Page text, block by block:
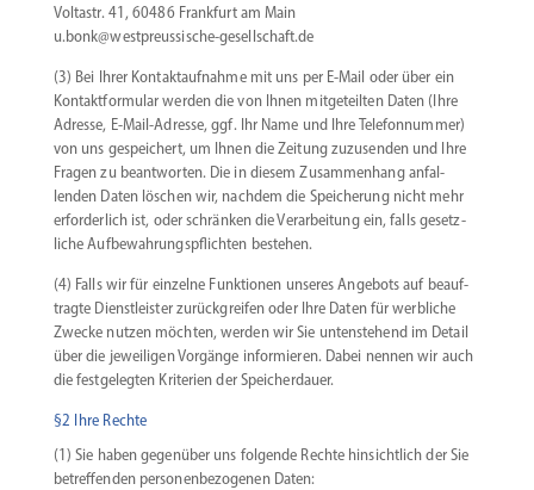
Voltastr. 41, 60486 Frankfurt am Main
u.bonk@westpreussische-gesellschaft.de
(3) Bei Ihrer Kontakt­auf­nahme mit uns per E‑Mail oder über ein
Kontakt­for­mular werden die von Ihnen mitge­teilten Daten (Ihre
Adresse, E‑Mail-Adresse, ggf. Ihr Name und Ihre Telefon­nummer)
von uns gespei­chert, um Ihnen die Zeitung zuzusenden und Ihre
Fragen zu beant­worten. Die in diesem Zusam­menhang anfal­
lenden Daten löschen wir, nachdem die Speicherung nicht mehr
erfor­derlich ist, oder schränken die Verar­beitung ein, falls gesetz­
liche Aufbe­wah­rungs­pflichten bestehen.
(4) Falls wir für einzelne Funktionen unseres Angebots auf beauf­
tragte Dienst­leister zurück­greifen oder Ihre Daten für werbliche
Zwecke nutzen möchten, werden wir Sie unten­stehend im Detail
über die jewei­ligen Vorgänge infor­mieren. Dabei nennen wir auch
die festge­legten Kriterien der Speicherdauer.
§2 Ihre Rechte
(1) Sie haben gegenüber uns folgende Rechte hinsichtlich der Sie
betref­fenden perso­nen­be­zo­genen Daten: